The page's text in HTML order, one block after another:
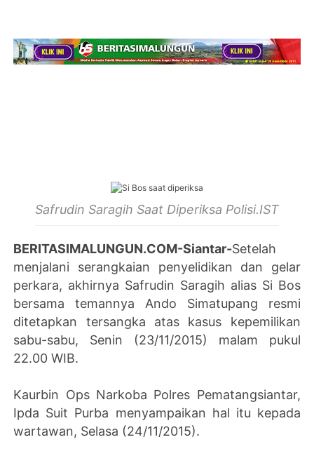
Safrudin Saragih Saat Diperiksa Polisi.IST
BERITASIMALUNGUN.COM-Siantar-Setelah
menjalani serangkaian penyelidikan dan gelar
perkara, akhirnya Safrudin Saragih alias Si Bos
bersama temannya Ando Simatupang resmi
ditetapkan tersangka atas kasus kepemilikan
sabu-sabu, Senin (23/11/2015) malam pukul
22.00 WIB.
Kaurbin Ops Narkoba Polres Pematangsiantar,
Ipda Suit Purba menyampaikan hal itu kepada
wartawan, Selasa (24/11/2015).